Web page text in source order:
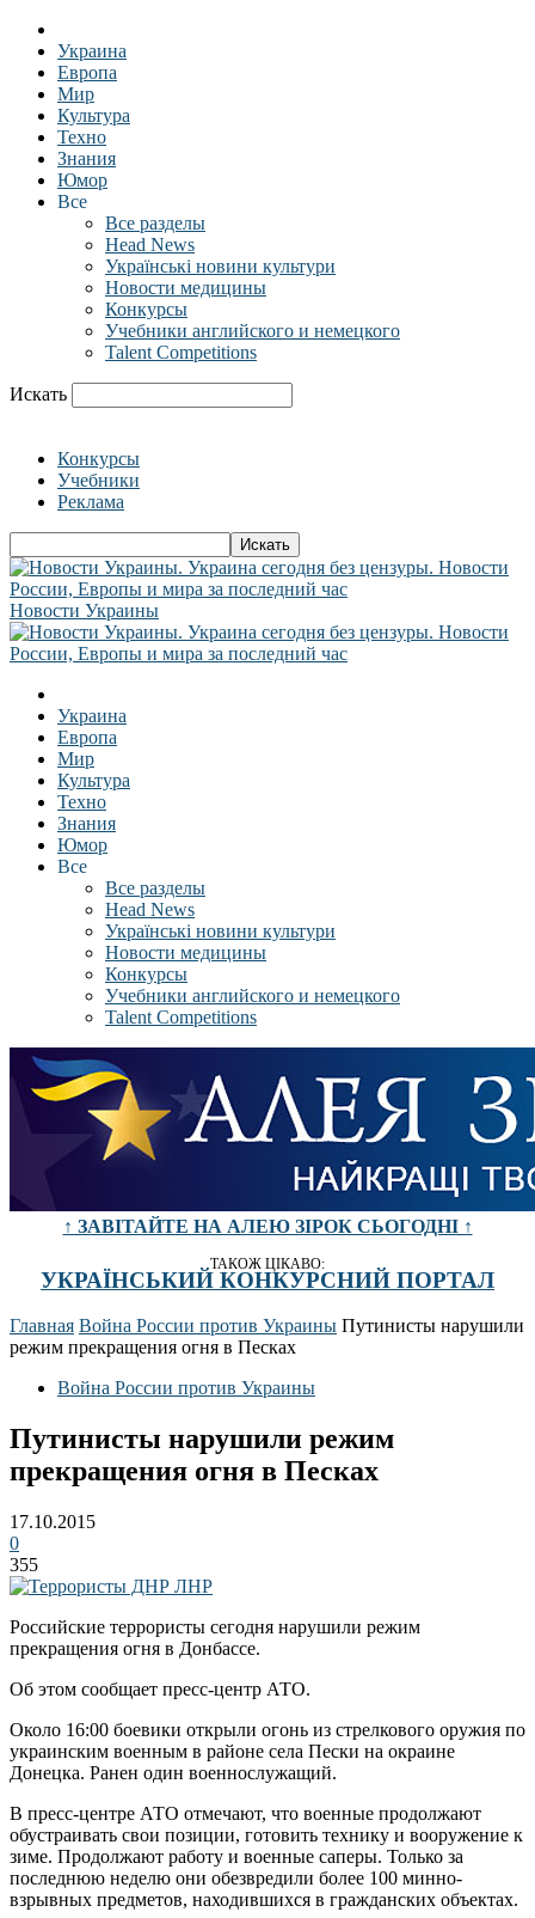
Украина
Европа
Мир
Культура
Техно
Знания
Юмор
Все
Все разделы
Head News
Українські новини культури
Новости медицины
Конкурсы
Учебники английского и немецкого
Talent Competitions
Искать
Конкурсы
Учебники
Реклама
Новости Украины
Украина
Европа
Мир
Культура
Техно
Знания
Юмор
Все
Все разделы
Head News
Українські новини культури
Новости медицины
Конкурсы
Учебники английского и немецкого
Talent Competitions
↑ ЗАВІТАЙТЕ НА АЛЕЮ ЗІРОК СЬОГОДНІ ↑
ТАКОЖ ЦІКАВО:
УКРАЇНСЬКИЙ КОНКУРСНИЙ ПОРТАЛ
Главная Война России против Украины Путинисты нарушили
режим прекращения огня в Песках
Война России против Украины
Путинисты нарушили режим
прекращения огня в Песках
17.10.2015
0
355
Российские террористы сегодня нарушили режим
прекращения огня в Донбассе.
Об этом сообщает пресс-центр АТО.
Около 16:00 боевики открыли огонь из стрелкового оружия по
украинским военным в районе села Пески на окраине
Донецка. Ранен один военнослужащий.
В пресс-центре АТО отмечают, что военные продолжают
обустраивать свои позиции, готовить технику и вооружение к
зиме. Продолжают работу и военные саперы. Только за
последнюю неделю они обезвредили более 100 минно-
взрывных предметов, находившихся в гражданских объектах.